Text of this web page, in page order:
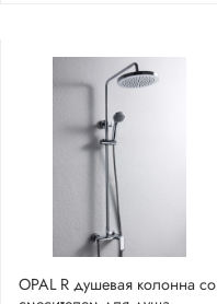
OPAL R душевая колонна со